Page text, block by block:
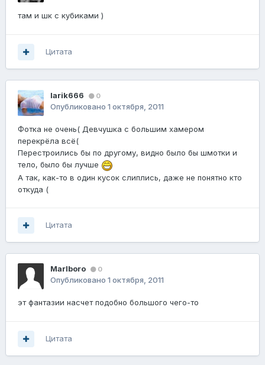
там и шк с кубиками )
Цитата
larik666 0
Опубликовано 1 октября, 2011
Фотка не очень( Девчушка с большим хамером
перекрёла всё(
Перестроились бы по другому, видно было бы шмотки и
тело, было бы лучше
А так, как-то в один кусок слиплись, даже не понятно кто
откуда (
Цитата
Marlboro 0
Опубликовано 1 октября, 2011
эт фантазии насчет подобно большого чего-то
Цитата